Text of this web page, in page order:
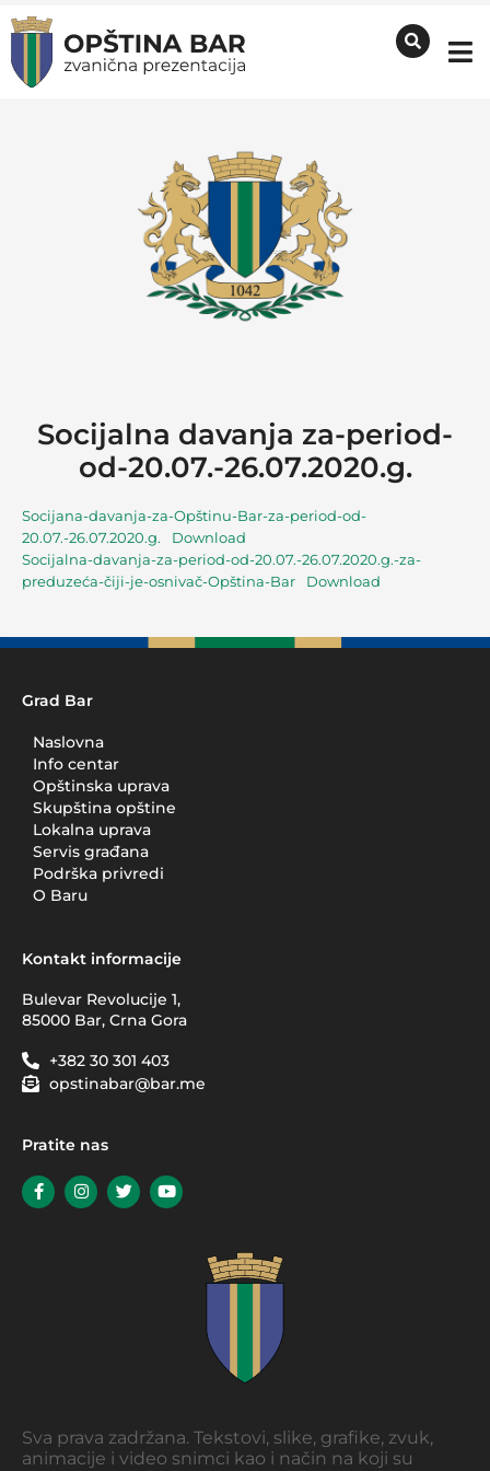
Socijalna davanja za-period-
od-20.07.-26.07.2020.g.
Socijana-davanja-za-Opštinu-Bar-za-period-od-
20.07.-26.07.2020.g.
Download
Socijalna-davanja-za-period-od-20.07.-26.07.2020.g.-za-
preduzeća-čiji-je-osnivač-Opština-Bar
Download
Grad Bar
Naslovna
Info centar
Opštinska uprava
Skupština opštine
Lokalna uprava
Servis građana
Podrška privredi
O Baru
Kontakt informacije
Bulevar Revolucije 1,
85000 Bar, Crna Gora
+382 30 301 403
opstinabar@bar.me
Pratite nas
Sva prava zadržana. Tekstovi, slike, grafike, zvuk,
animacije i video snimci kao i način na koji su